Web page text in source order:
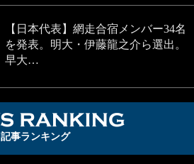
【日本代表】網走合宿メンバー34名
を発表。明大・伊藤龍之介ら選出。
早大…
記事ランキング